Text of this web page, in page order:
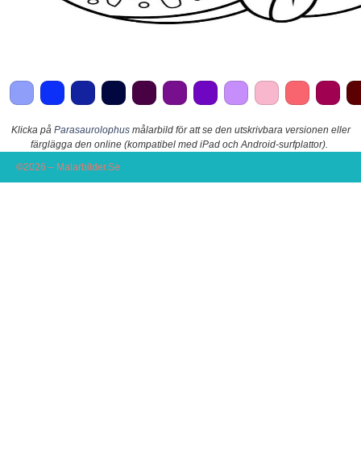
Klicka på Parasaurolophusmålarbild för att se den utskrivbara versionen eller
färglägga den online (kompatibel med iPad och Android-surfplattor).
©2026 – Malarbilder.Se